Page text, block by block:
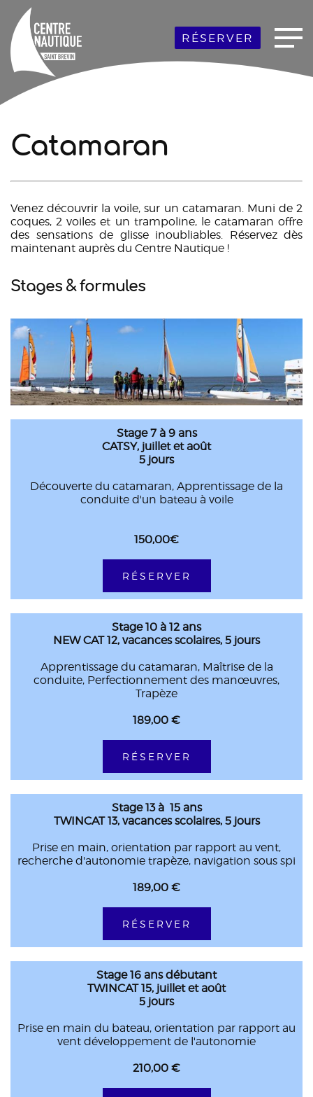
RÉSERVER
Catamaran
Venez découvrir la voile, sur un catamaran. Muni de 2
coques, 2 voiles et un trampoline, le catamaran offre
des sensations de glisse inoubliables. Réservez dès
maintenant auprès du Centre Nautique !
Stages & formules
Stage 7 à 9 ans
CATSY, juillet et août
5 jours
Découverte du catamaran, Apprentissage de la
conduite d'un bateau à voile
150,00€
RÉSERVER
Stage 10 à 12 ans
NEW CAT 12, vacances scolaires, 5 jours
Apprentissage du catamaran, Maîtrise de la
conduite, Perfectionnement des manœuvres,
Trapèze
189,00 €
RÉSERVER
Stage 13 à 15 ans
TWINCAT 13, vacances scolaires, 5 jours
Prise en main, orientation par rapport au vent,
recherche d'autonomie trapèze, navigation sous spi
189,00 €
RÉSERVER
Stage 16 ans débutant
TWINCAT 15, juillet et août
5 jours
Prise en main du bateau, orientation par rapport au
vent développement de l'autonomie
210,00 €